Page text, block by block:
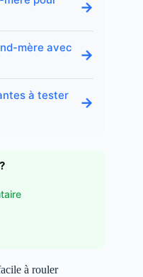
→
mère avec
→
à tester
→
à rouler